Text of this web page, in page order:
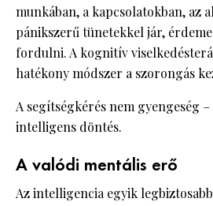
munkában, a kapcsolatokban, az
pánikszerű tünetekkel jár,
fordulni. A kognitív
hatékony módszer a szorongás
A segítségkérés nem gyengeség
intelligens döntés.
A valódi mentális erő
Az intelligencia egyik